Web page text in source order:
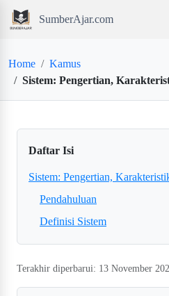
SumberAjar.com
Home
Kamus
Sistem: Pengertian,
Daftar Isi
Sistem: Pengertian,
Pendahuluan
Definisi Sistem
Terakhir diperbarui: 13 November